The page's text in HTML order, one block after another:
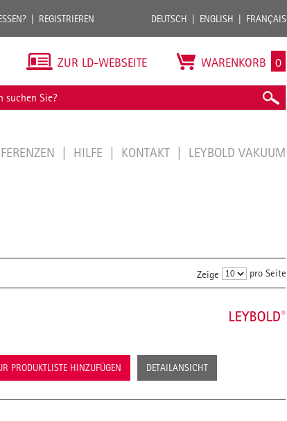
REGISTRIEREN DEUTSCH ENGLISH FRANÇAIS
ZUR LD-WEBSEITE WARENKORB 0
HILFE KONTAKT LEYBOLD VAKUUM
Zeige pro Seite
PRODUKTLISTE HINZUFÜGEN DETAILANSICHT